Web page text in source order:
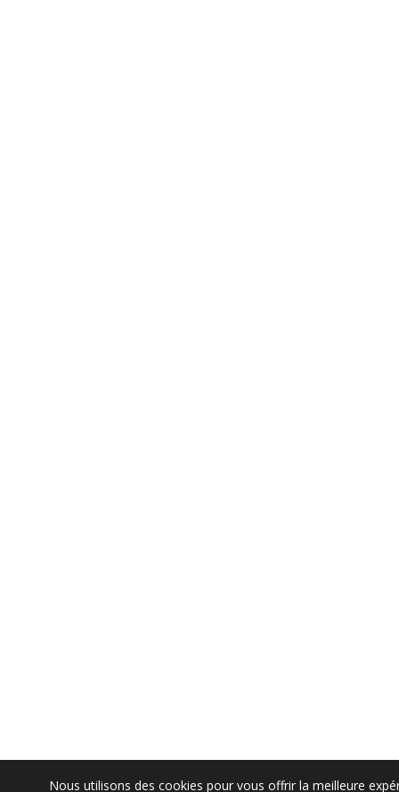
Nous utilisons des cookies pour vous offrir la meilleure